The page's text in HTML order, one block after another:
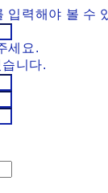
입력해야 볼 수
세요.
니다.